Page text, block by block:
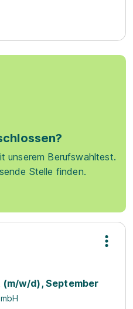
unserem Berufswahltest.
Stelle finden.
(m/w/d), September